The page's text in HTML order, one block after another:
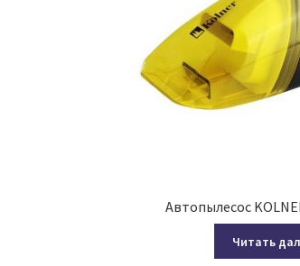
Автопылесос
Читать